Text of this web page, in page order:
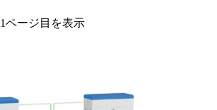
1ページ目を表示